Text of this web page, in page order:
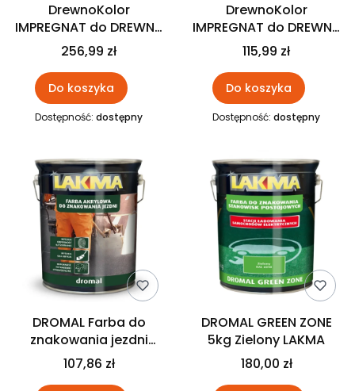
DrewnoKolor
IMPREGNAT do DREWNA
Z Woskiem 10L Lakma
256,99 zł
Do koszyka
Dostępność: dostępny
DrewnoKolor
IMPREGNAT do DREWNA
Z Woskiem 4L Lakma
115,99 zł
Do koszyka
Dostępność: dostępny
DROMAL Farba do
znakowania jezdni
LAKMA
107,86 zł
DROMAL GREEN ZONE
5kg Zielony LAKMA
180,00 zł